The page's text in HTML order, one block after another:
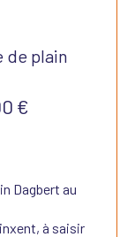
de plain
€
Dagbert au
à saisir